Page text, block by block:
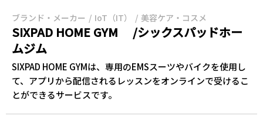
ブランド・メーカー IoT（IT） 美容ケア・コスメ
SIXPAD HOME GYM /シックスパッドホー
ムジム
SIXPAD HOME GYMは、専用のEMSスーツやバイクを使用し
て、アプリから配信されるレッスンをオンラインで受けるこ
とができるサービスです。